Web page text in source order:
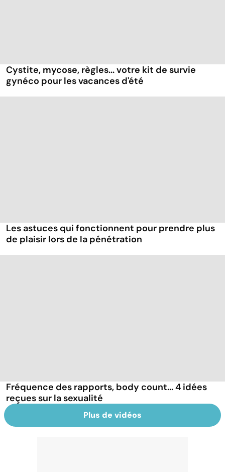
Cystite, mycose, règles... votre kit de survie
gynéco pour les vacances d'été
Les astuces qui fonctionnent pour prendre plus
de plaisir lors de la pénétration
Fréquence des rapports, body count... 4 idées
reçues sur la sexualité
Plus de vidéos